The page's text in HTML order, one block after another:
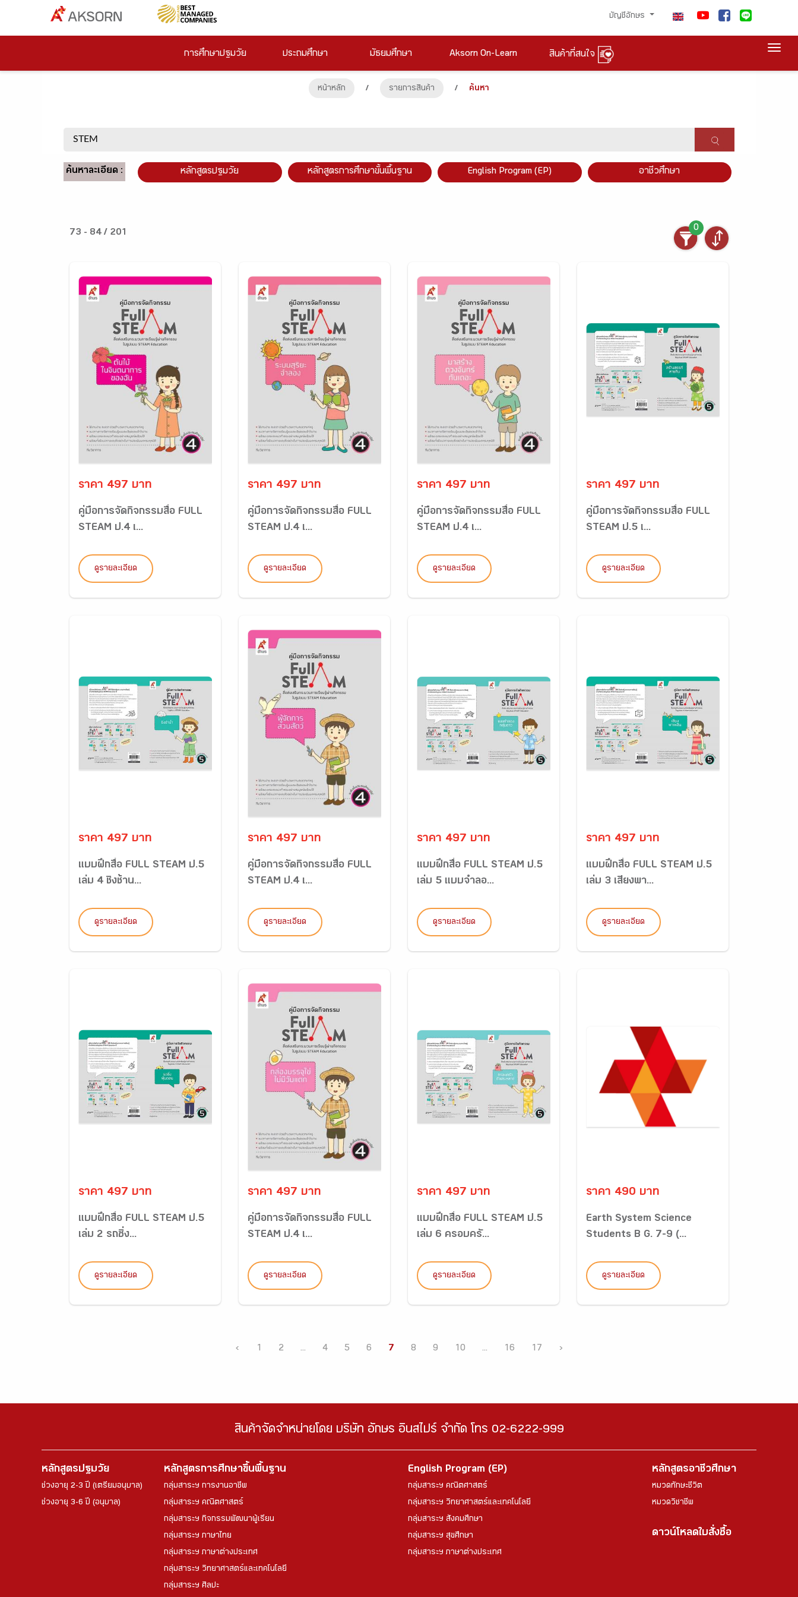
บัญชีอักษร
การศึกษาปฐมวัย ประถมศึกษา มัธยมศึกษา Aksorn On-Learn สินค้าที่สนใจ
หน้าหลัก / รายการสินค้า / ค้นหา
ค้นหาละเอียด : หลักสูตรปฐมวัย หลักสูตรการศึกษาขั้นพื้นฐาน English Program (EP) อาชีวศึกษา
73 - 84 / 201
0
ราคา 497 บาท
คู่มือการจัดกิจกรรมสื่อ FULL
STEAM ป.4 เ...
ดูรายละเอียด
ราคา 497 บาท
คู่มือการจัดกิจกรรมสื่อ FULL
STEAM ป.4 เ...
ดูรายละเอียด
ราคา 497 บาท
คู่มือการจัดกิจกรรมสื่อ FULL
STEAM ป.4 เ...
ดูรายละเอียด
ราคา 497 บาท
คู่มือการจัดกิจกรรมสื่อ FULL
STEAM ป.5 เ...
ดูรายละเอียด
ราคา 497 บาท
แบบฝึกสื่อ FULL STEAM ป.5
เล่ม 4 ชิงช้าน...
ดูรายละเอียด
ราคา 497 บาท
คู่มือการจัดกิจกรรมสื่อ FULL
STEAM ป.4 เ...
ดูรายละเอียด
ราคา 497 บาท
แบบฝึกสื่อ FULL STEAM ป.5
เล่ม 5 แบบจำลอ...
ดูรายละเอียด
ราคา 497 บาท
แบบฝึกสื่อ FULL STEAM ป.5
เล่ม 3 เสียงพา...
ดูรายละเอียด
ราคา 497 บาท
แบบฝึกสื่อ FULL STEAM ป.5
เล่ม 2 รถซิ่ง...
ดูรายละเอียด
ราคา 497 บาท
คู่มือการจัดกิจกรรมสื่อ FULL
STEAM ป.4 เ...
ดูรายละเอียด
ราคา 497 บาท
แบบฝึกสื่อ FULL STEAM ป.5
เล่ม 6 ครอบครั...
ดูรายละเอียด
ราคา 490 บาท
Earth System Science
Students B G. 7-9 (...
ดูรายละเอียด
‹ 1 2 ... 4 5 6 7 8 9 10 ... 16 17 ›
สินค้าจัดจำหน่ายโดย บริษัท อักษร อินสไปร์ จำกัด โทร 02-6222-999
หลักสูตรปฐมวัย
ช่วงอายุ 2-3 ปี (เตรียมอนุบาล)
ช่วงอายุ 3-6 ปี (อนุบาล)
หลักสูตรการศึกษาขึ้นพื้นฐาน
กลุ่มสาระฯ การงานอาชีพ
กลุ่มสาระฯ คณิตศาสตร์
กลุ่มสาระฯ กิจกรรมพัฒนาผู้เรียน
กลุ่มสาระฯ ภาษาไทย
กลุ่มสาระฯ ภาษาต่างประเทศ
กลุ่มสาระฯ วิทยาศาสตร์และเทคโนโลยี
กลุ่มสาระฯ ศิลปะ
English Program (EP)
กลุ่มสาระฯ คณิตศาสตร์
กลุ่มสาระฯ วิทยาศาสตร์และเทคโนโลยี
กลุ่มสาระฯ สังคมศึกษา
กลุ่มสาระฯ สุขศึกษา
กลุ่มสาระฯ ภาษาต่างประเทศ
หลักสูตรอาชีวศึกษา
หมวดทักษะชีวิต
หมวดวิชาชีพ
ดาวน์โหลดใบสั่งซื้อ